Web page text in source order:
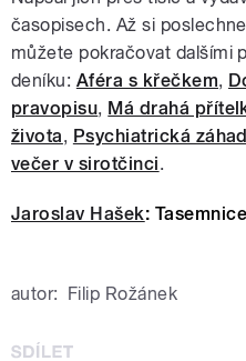
časopisech. Až si
můžete pokračovat dalšími
deníku: Aféra s křečkem,
pravopisu, Má drahá
života, Psychiatrická
večer v sirotčinci.
Jaroslav Hašek:
autor: Filip Rožánek